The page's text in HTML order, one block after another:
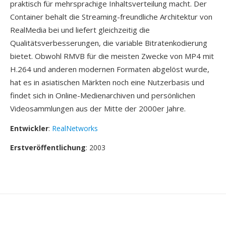
praktisch für mehrsprachige Inhaltsverteilung macht. Der
Container behalt die Streaming-freundliche Architektur von
RealMedia bei und liefert gleichzeitig die
Qualitätsverbesserungen, die variable Bitratenkodierung
bietet. Obwohl RMVB für die meisten Zwecke von MP4 mit
H.264 und anderen modernen Formaten abgelöst wurde,
hat es in asiatischen Märkten noch eine Nutzerbasis und
findet sich in Online-Medienarchiven und persönlichen
Videosammlungen aus der Mitte der 2000er Jahre.
Entwickler: RealNetworks
Erstveröffentlichung: 2003